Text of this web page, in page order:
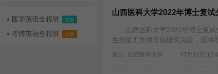
医学英语全程班 优惠
考博英语全程班 特惠
山西医科大学2022年博士复试
山西医科大学2022年博士复
生招生工作领导组研究决定，现
来源 : 山西医科大学 07月11日